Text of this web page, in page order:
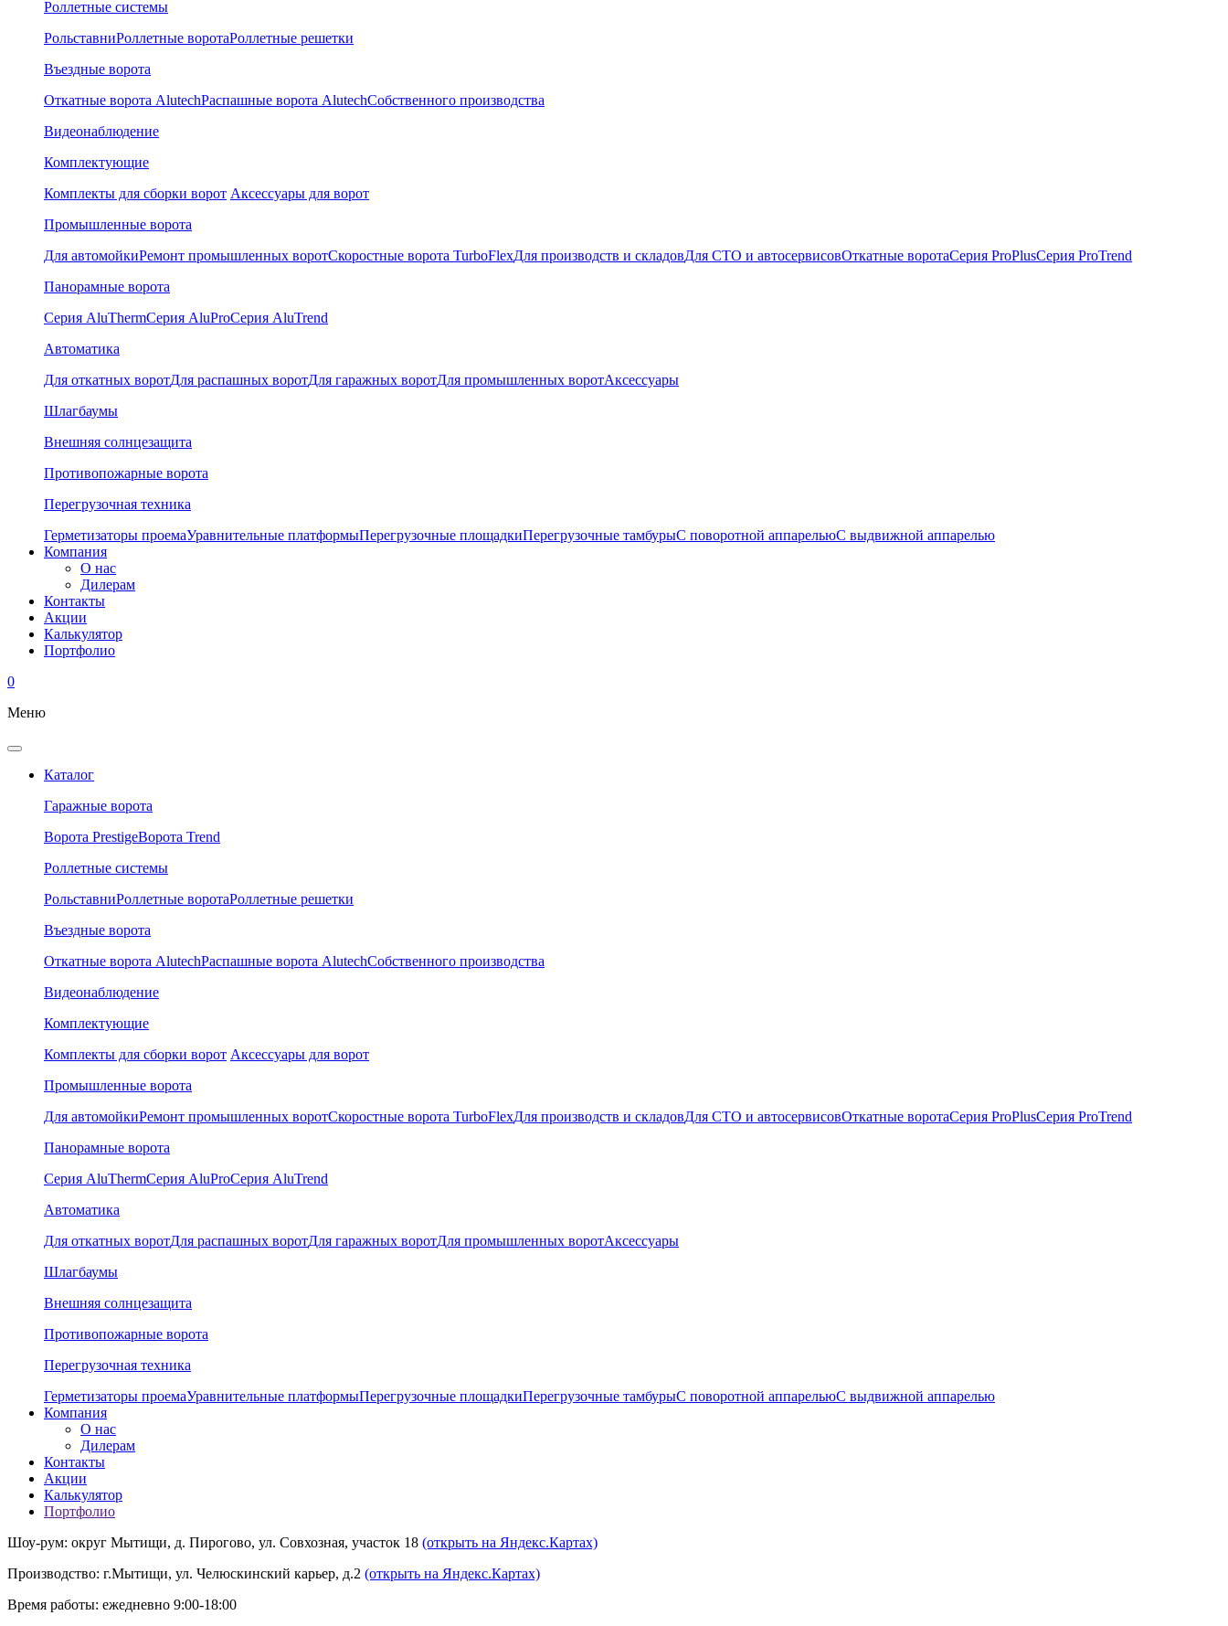
Роллетные системы
РольставниРоллетные воротаРоллетные решетки
Въездные ворота
Откатные ворота AlutechРаспашные ворота AlutechСобственного производства
Видеонаблюдение
Комплектующие
Комплекты для сборки ворот Аксессуары для ворот
Промышленные ворота
Для автомойкиРемонт промышленных воротСкоростные ворота TurboFlexДля производств и складовДля СТО и автосервисовОткатные воротаСерия ProPlusСерия ProTrend
Панорамные ворота
Серия AluThermСерия AluProСерия AluTrend
Автоматика
Для откатных воротДля распашных воротДля гаражных воротДля промышленных воротАксессуары
Шлагбаумы
Внешняя солнцезащита
Противопожарные ворота
Перегрузочная техника
Герметизаторы проемаУравнительные платформыПерегрузочные площадкиПерегрузочные тамбурыС поворотной аппарельюС выдвижной аппарелью
Компания
О нас
Дилерам
Контакты
Акции
Калькулятор
Портфолио
0
Меню
Каталог
Гаражные ворота
Ворота PrestigeВорота Trend
Роллетные системы
РольставниРоллетные воротаРоллетные решетки
Въездные ворота
Откатные ворота AlutechРаспашные ворота AlutechСобственного производства
Видеонаблюдение
Комплектующие
Комплекты для сборки ворот Аксессуары для ворот
Промышленные ворота
Для автомойкиРемонт промышленных воротСкоростные ворота TurboFlexДля производств и складовДля СТО и автосервисовОткатные воротаСерия ProPlusСерия ProTrend
Панорамные ворота
Серия AluThermСерия AluProСерия AluTrend
Автоматика
Для откатных воротДля распашных воротДля гаражных воротДля промышленных воротАксессуары
Шлагбаумы
Внешняя солнцезащита
Противопожарные ворота
Перегрузочная техника
Герметизаторы проемаУравнительные платформыПерегрузочные площадкиПерегрузочные тамбурыС поворотной аппарельюС выдвижной аппарелью
Компания
О нас
Дилерам
Контакты
Акции
Калькулятор
Портфолио
Шоу-рум: округ Мытищи, д. Пирогово, ул. Совхозная, участок 18 (открыть на Яндекс.Картах)
Производство: г.Мытищи, ул. Челюскинский карьер, д.2 (открыть на Яндекс.Картах)
Время работы: ежедневно 9:00-18:00